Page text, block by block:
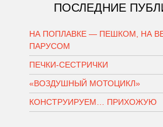
ПОСЛЕДНИЕ
НА ПОПЛАВКЕ — ПЕШКОМ, НА
ПАРУСОМ
ПЕЧКИ-СЕСТРИЧКИ
«ВОЗДУШНЫЙ МОТОЦИКЛ»
КОНСТРУИРУЕМ… ПРИХОЖУЮ